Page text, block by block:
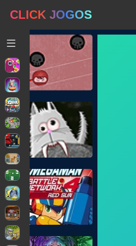
CLICK JOGOS